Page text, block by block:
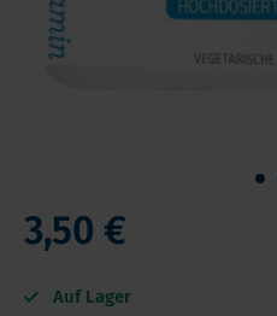
3,50 €
Auf Lager